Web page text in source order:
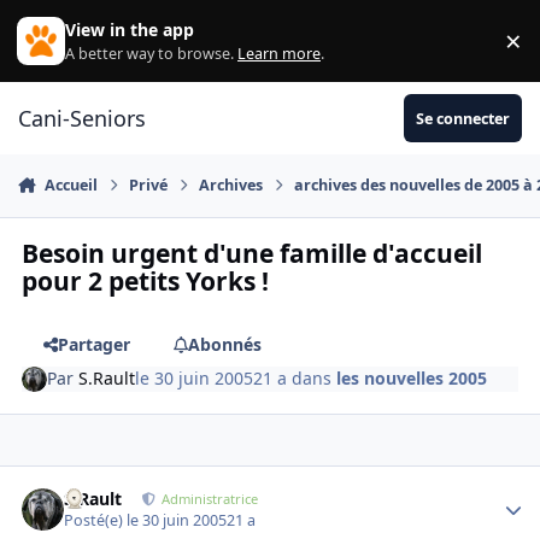
Aller au contenu
View in the app
A better way to browse. Learn more. ×
Cani-Seniors Se connecter
Accueil Privé Archives archives des nouvelles de 2005 à
Besoin urgent d'une famille d'accueil
pour 2 petits Yorks !
Partager
Abonnés
ParS.Raultle 30 juin 200521 a dans les nouvelles 2005
S.Rault Administratrice
Posté(e) le 30 juin 200521 a